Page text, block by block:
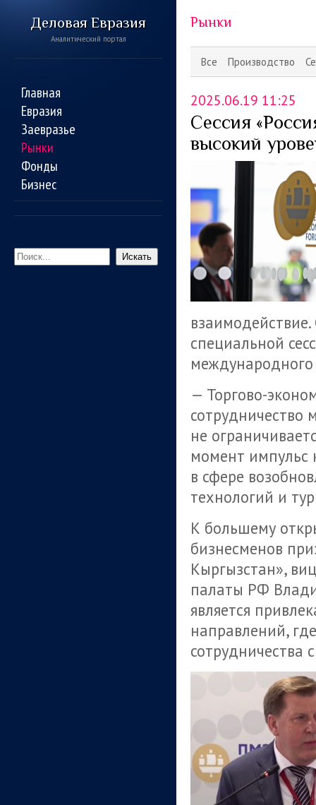
Деловая Евразия
Аналитический портал
Главная
Евразия
Заевразье
Рынки
Фонды
Бизнес
Искать
Все Производство
Рынки
2025.06.19 11:25
Сессия
высокий
специальной
— Торгово-
сотрудничество
не
момент импульс
в сфере
технологий и
К большему
бизнесменов
Кыргызстан»,
палаты РФ
является
направлений,
сотрудничества